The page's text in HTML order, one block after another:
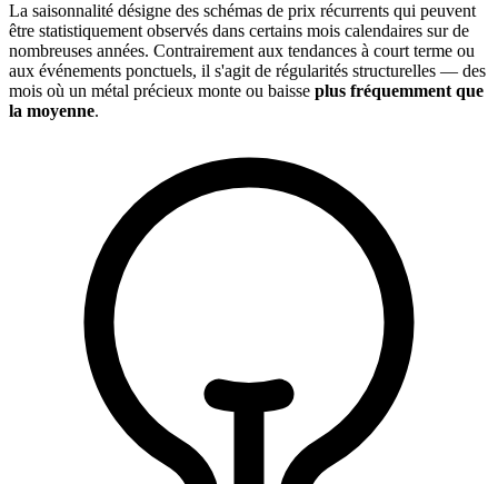
La saisonnalité désigne des schémas de prix récurrents qui peuvent
être statistiquement observés dans certains mois calendaires sur de
nombreuses années. Contrairement aux tendances à court terme ou
aux événements ponctuels, il s'agit de régularités structurelles — des
mois où un métal précieux monte ou baisse plus fréquemment que
la moyenne.